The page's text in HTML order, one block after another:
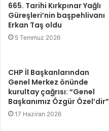
665. Tarihi Kırkpınar Yağlı
Güreşleri’nin başpehlivanı
Erkan Taş oldu
5 Temmuz 2026
CHP İl Başkanlarından
Genel Merkez önünde
kurultay çağrısı: “Genel
Başkanımız Özgür Özel’dir”
17 Haziran 2026